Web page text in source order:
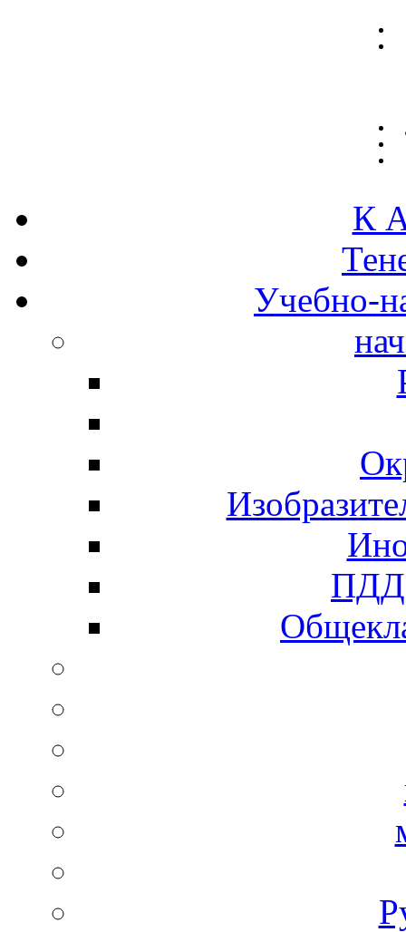
К
Учебно-
ПДД